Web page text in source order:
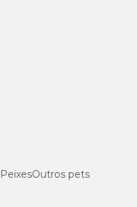
PeixesOutros pets